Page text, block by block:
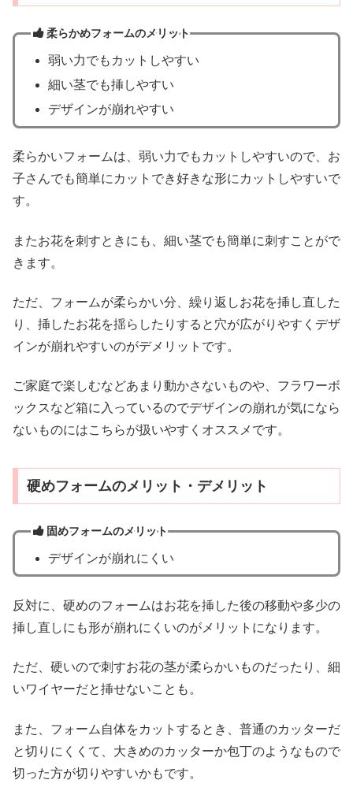
柔らかめフォームのメリット
弱い力でもカットしやすい
細い茎でも挿しやすい
デザインが崩れやすい
柔らかいフォームは、弱い力でもカットしやすいので、お
子さんでも簡単にカットでき好きな形にカットしやすいで
す。
またお花を刺すときにも、細い茎でも簡単に刺すことがで
きます。
ただ、フォームが柔らかい分、繰り返しお花を挿し直した
り、挿したお花を揺らしたりすると穴が広がりやすくデザ
インが崩れやすいのがデメリットです。
ご家庭で楽しむなどあまり動かさないものや、フラワーボ
ックスなど箱に入っているのでデザインの崩れが気になら
ないものにはこちらが扱いやすくオススメです。
硬めフォームのメリット・デメリット
固めフォームのメリット
デザインが崩れにくい
反対に、硬めのフォームはお花を挿した後の移動や多少の
挿し直しにも形が崩れにくいのがメリットになります。
ただ、硬いので刺すお花の茎が柔らかいものだったり、細
いワイヤーだと挿せないことも。
また、フォーム自体をカットするとき、普通のカッターだ
と切りにくくて、大きめのカッターか包丁のようなもので
切った方が切りやすいかもです。